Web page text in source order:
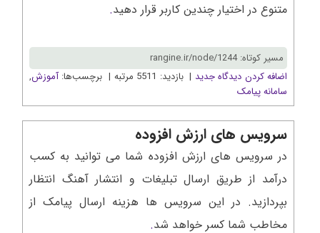
متنوع در اختیار چندین کاربر قرار دهید.
مسیر کوتاه: rangine.ir/node/1244
اضافه کردن دیدگاه جدید | بازدید: 5511 مرتبه | برچسب‌ها: آموزش,
سامانه پیامک
سرویس های ارزش افزوده
در سرویس های ارزش افزوده شما می توانید به کسب
درآمد از طریق ارسال تبلیغات و انتشار آهنگ انتظار
بپردازید. در این سرویس ها هزینه ارسال پیامک از
مخاطب شما کسر خواهد شد.